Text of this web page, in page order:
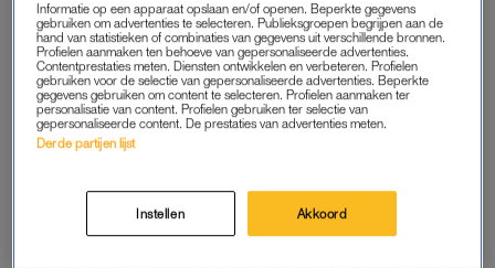
zou zijn om het quotum te halen, dan wordt er niemand
benoemd.
ONDERZOEK
BNR onderzocht of de 25 grootste gemeenten van Nederland
ambtelijke top zou gelden.
Informatie op een apparaat opslaan en/of openen. Beperkte gegevens
gebruiken om advertenties te selecteren. Publieksgroepen begrijpen aan de
hand van statistieken of combinaties van gegevens uit verschillende bronnen.
Profielen aanmaken ten behoeve van gepersonaliseerde advertenties.
Contentprestaties meten. Diensten ontwikkelen en verbeteren. Profielen
gebruiken voor de selectie van gepersonaliseerde advertenties. Beperkte
gegevens gebruiken om content te selecteren. Profielen aanmaken ter
personalisatie van content. Profielen gebruiken ter selectie van
gepersonaliseerde content. De prestaties van advertenties meten.
Derde partijen lijst
Instellen Akkoord